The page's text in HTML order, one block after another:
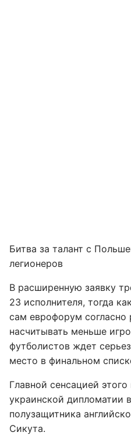
Битва за талант с
легионеров
В расширенную заявку
23 исполнителя, тогда
сам еврофорум
насчитывать меньше
футболистов ждет
место в финальном
Главной сенсацией
украинской дипломатии
полузащитника
Сикута.